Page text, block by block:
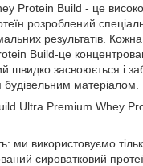
Protein Build - це
розроблений
результатів.
Build-це
швидко засвоюється і
матеріалом.
Ultra Premium Whey
ми використовуємо
сироватковий